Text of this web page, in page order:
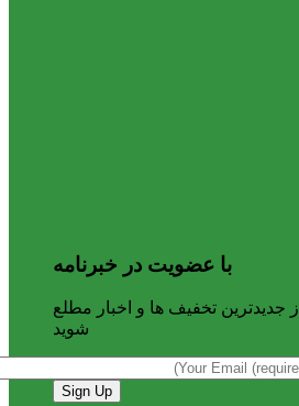
با عضویت در خبرنامه
از جدیدترین تخفیف ها و اخبار مطلع
شوید